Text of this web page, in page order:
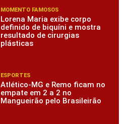
MOMENTO FAMOSOS
Lorena Maria exibe corpo
definido de biquíni e mostra
resultado de cirurgias
plásticas
ESPORTES
Atlético-MG e Remo ficam no
empate em 2 a 2 no
Mangueirão pelo Brasileirão